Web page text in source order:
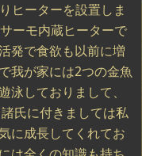
ーターを設置しま
ーモ内蔵ヒーターで
発で食欲も以前に増
我が家には2つの金魚
しておりまして、
氏に付きましては私
に成長してくれてお